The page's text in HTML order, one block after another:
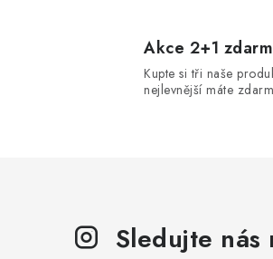
p
Akce 2+1
Kupte si tři naše
nejlevnější máte
Sledujte nás